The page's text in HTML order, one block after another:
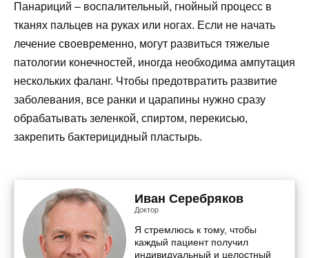
Панариций – воспалительный, гнойный процесс в
тканях пальцев на руках или ногах. Если не начать
лечение своевременно, могут развиться тяжелые
патологии конечностей, иногда необходима ампутация
нескольких фаланг. Чтобы предотвратить развитие
заболевания, все ранки и царапины нужно сразу
обрабатывать зеленкой, спиртом, перекисью,
закрепить бактерицидный пластырь.
Иван Серебряков
Доктор
Я стремлюсь к тому, чтобы
каждый пациент получил
индивидуальный и целостный